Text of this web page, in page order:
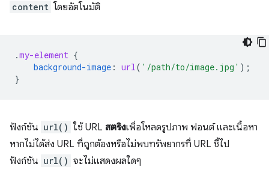
content โดยอัตโนมัติ
.my-element {
background-image : url( '/path/to/image.jpg' );
}
ฟังก์ชัน url() ใช้ URL สตริงเพื่อโหลดรูปภาพ ฟอนต์ และเนื้อหา
หากไม่ได้ส่ง URL ที่ถูกต้องหรือไม่พบทรัพยากรที่ URL ชี้ไป
ฟังก์ชัน url() จะไม่แสดงผลใดๆ